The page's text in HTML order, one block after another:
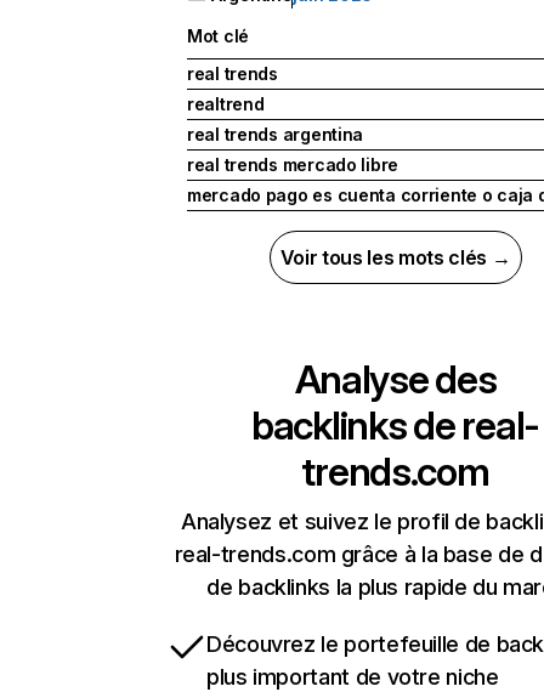
Mot clé
real trends
realtrend
real trends argentina
real trends mercado libre
mercado pago es cuenta corriente o caja
Voir tous les mots clés →
Analyse des
backlinks dereal-
trends.com
Analysez et suivez le profil de
real-trends.com grâce à la base de
de backlinks la plus rapide du
Découvrez le portefeuille de
plus important de votre niche